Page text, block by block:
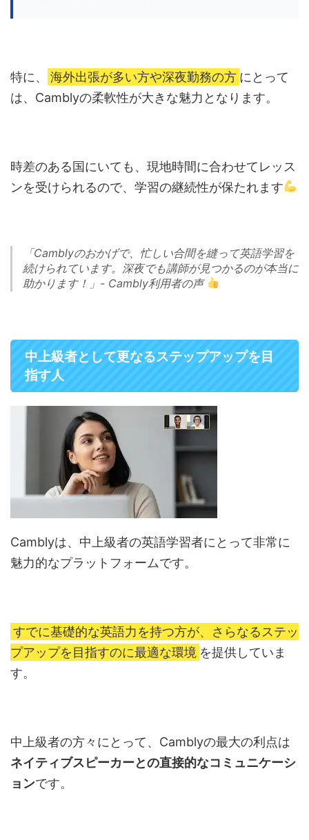
特に、 海外出張が多い方や深夜勤務の方 にとって
は、Camblyの柔軟性が大きな魅力となります。
時差のある国にいても、現地時間に合わせてレッス
ンを受けられるので、学習の継続性が保たれます
「Camblyのおかげで、忙しい合間を縫って英語学習を
続けられています。深夜でも講師が見つかるのが本当に
助かります！」- Cambly利用者の声
中上級者として更なるステップアップを目
指す人
Camblyは、中上級者の英語学習者にとって非常に
魅力的なプラットフォームです。
すでに基礎的な英語力を持つ方が、さらなるステッ
プアップを目指すのに最適な環境 を提供していま
す。
中上級者の方々にとって、Camblyの最大の利点は
ネイティブスピーカーとの直接的なコミュニケーシ
ョンです。